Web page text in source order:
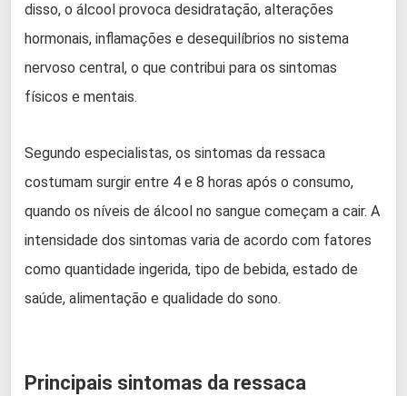
disso, o álcool provoca desidratação, alterações
hormonais, inflamações e desequilíbrios no sistema
nervoso central, o que contribui para os sintomas
físicos e mentais.
Segundo especialistas, os sintomas da ressaca
costumam surgir entre 4 e 8 horas após o consumo,
quando os níveis de álcool no sangue começam a cair. A
intensidade dos sintomas varia de acordo com fatores
como quantidade ingerida, tipo de bebida, estado de
saúde, alimentação e qualidade do sono.
Principais sintomas da ressaca